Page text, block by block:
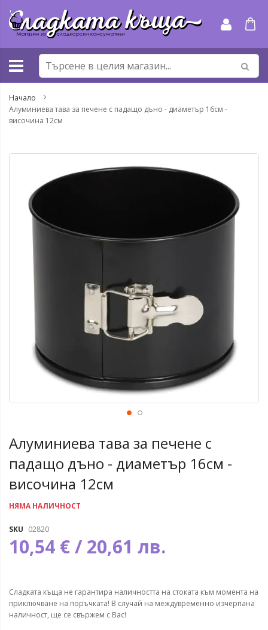
към
съдържанието
Начало
Алуминиева тава за печене с падащо дъно - диаметър 16см -
височина 12см
Преминете
галерията
изображенията
Алуминиева тава за печене с
падащо дъно - диаметър 16см -
височина 12см
НЯМА НАЛИЧНОСТ
SKU 02820
10,54 € / 20,61 лв.
Сладката къща не гарантира наличността на стоката към момента на
приключване на поръчката! В случай на междувременно изчерпана
наличност, ще се свържем с Вас!